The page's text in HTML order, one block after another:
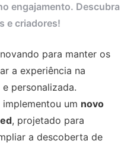
engajamento. Descubra
e criadores!
para manter os
a experiência na
personalizada.
implementou um novo
, projetado para
a descoberta de